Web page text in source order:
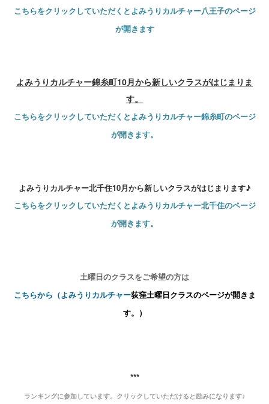
こちらをクリックしていただくとよみうりカルチャー八王子のページ
が開きます
よみうりカルチャー錦糸町10月から新しいクラスがはじまりま
す。
こちらをクリックしていただくとよみうりカルチャー錦糸町のページ
が開きます。
よみうりカルチャー北千住10月から新しいクラスがはじまります♪
こちらをクリックしていただくとよみうりカルチャー北千住のページ
が開きます。
土曜日のクラスをご希望の方は
こちらから（よみうりカルチャー荻窪土曜日 クラスのページが開きま
す。）
***
ランキングに参加しています。クリックしていただけると励みになります♪